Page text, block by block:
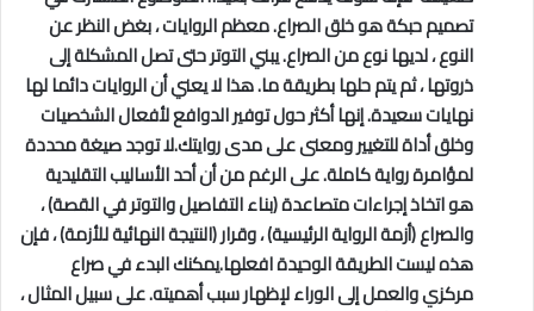
تصميم حبكة هو خلق الصراع. معظم الروايات ، بغض النظر عن
النوع ، لديها نوع من الصراع. يبني التوتر حتى تصل المشكلة إلى
ذروتها ، ثم يتم حلها بطريقة ما. هذا لا يعني أن الروايات دائما لها
نهايات سعيدة. إنها أكثر حول توفير الدوافع لأفعال الشخصيات
وخلق أداة للتغيير ومعنى على مدى روايتك.لا توجد صيغة محددة
لمؤامرة رواية كاملة. على الرغم من أن أحد الأساليب التقليدية
هو اتخاذ إجراءات متصاعدة (بناء التفاصيل والتوتر في القصة) ،
والصراع (أزمة الرواية الرئيسية) ، وقرار (النتيجة النهائية للأزمة) ، فإن
هذه ليست الطريقة الوحيدة افعلها.يمكنك البدء في صراع
مركزي والعمل إلى الوراء لإظهار سبب أهميته. على سبيل المثال ،